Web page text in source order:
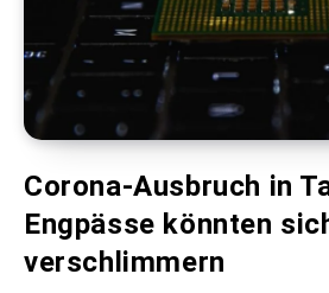
Corona-Ausbruch in
Engpässe könnten
verschlimmern